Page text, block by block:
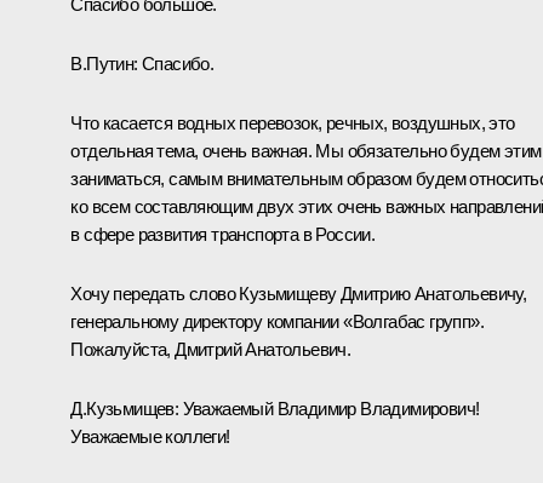
В.Путин: Спасибо.
Что касается водных перевозок, речных, воздушных, это
отдельная тема, очень важная. Мы обязательно будем этим
заниматься, самым внимательным образом будем
ко всем составляющим двух этих очень важных
в сфере развития транспорта в России.
Хочу передать слово Кузьмищеву Дмитрию Анатольевичу,
генеральному директору компании «Волгабас групп».
Пожалуйста, Дмитрий Анатольевич.
Д.Кузьмищев: Уважаемый Владимир Владимирович!
Уважаемые коллеги!